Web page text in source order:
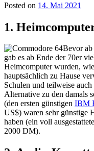
Posted on 14. Mai 2021
1.
Bevor ab
gab es ab Ende der 70er
Heimcomputer wurden,
hauptsächlich zu Hause
Schulen und teilweise
Alternative zu den damals
(den ersten günstigen IBM
US$) waren sehr günstige
haben (ein voll
2000 DM).